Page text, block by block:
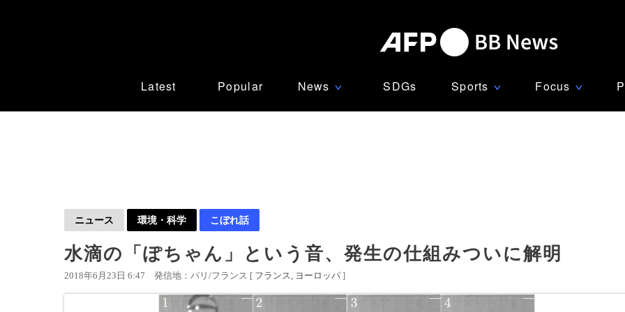
Latest Popular News ∨ SDGs Sports ∨ Focus ∨
ニュース 環境・科学 こぼれ話
水滴の「ぽちゃん」という音、発生の仕組みついに解明
2018年6月23日 6:47 発信地：パリ/フランス [ フランス ヨーロッパ ]